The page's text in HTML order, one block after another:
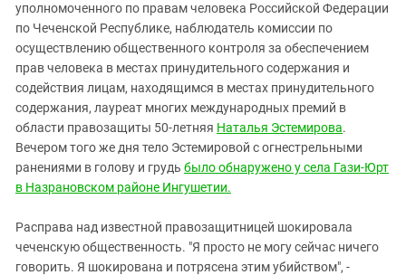
СКФО
Ставропольский край
Чечня
Южная Осетия
Южный Кавказ
ЮФО
уполномоченного по правам человека Российской Федерации
по Чеченской Республике, наблюдатель комиссии по
осуществлению общественного контроля за обеспечением
прав человека в местах принудительного содержания и
содействия лицам, находящимся в местах принудительного
содержания, лауреат многих международных премий в
области правозащиты 50-летняя Наталья Эстемирова.
Вечером того же дня тело Эстемировой с огнестрельными
ранениями в голову и грудь было обнаружено у села Гази-Юрт
в Назрановском районе Ингушетии.
Расправа над известной правозащитницей шокировала
чеченскую общественность. "Я просто не могу сейчас ничего
говорить. Я шокирована и потрясена этим убийством", -